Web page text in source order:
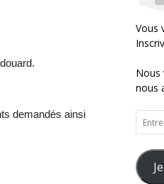
demandés ainsi
Vous
Nous
nous
Entrez
Votre
Ici